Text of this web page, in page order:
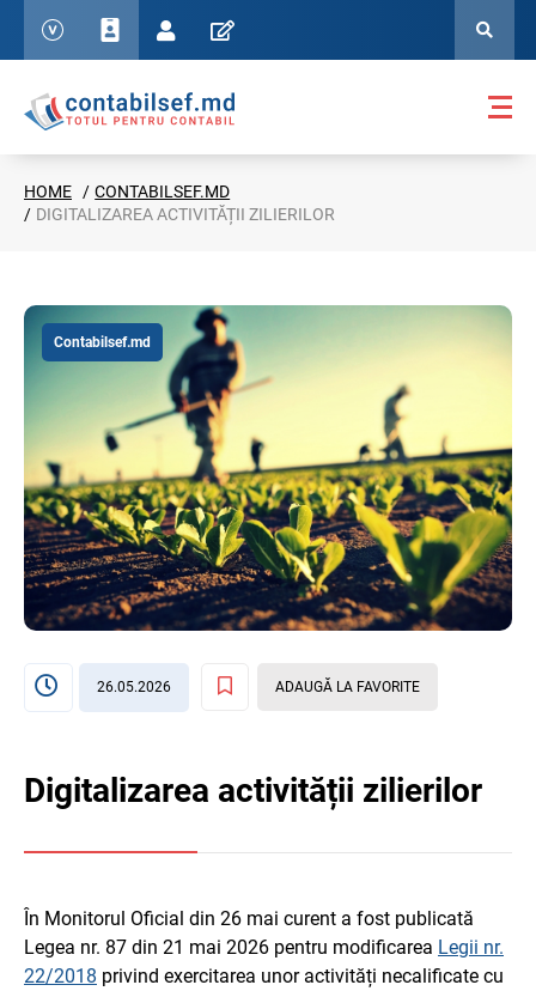
HOME
CONTABILSEF.MD
DIGITALIZAREA ACTIVITĂȚII ZILIERILOR
Contabilsef.md
26.05.2026 ADAUGĂ LA FAVORITE
Digitalizarea activității zilierilor
În Monitorul Oficial din 26 mai curent a fost publicată
Legea nr. 87 din 21 mai 2026 pentru modificarea Legii nr.
22/2018 privind exercitarea unor activități necalificate cu